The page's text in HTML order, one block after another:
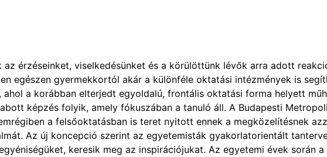
érzéseinket, viselkedésünket és a körülöttünk lévők arra adott
egészen gyermekkortól akár a különféle oktatási intézmények is
ahol a korábban elterjedt egyoldalú, frontális oktatási forma helyett
képzés folyik, amely fókuszában a tanuló áll. A Budapesti
a felsőoktatásban is teret nyitott ennek a megközelítésnek
Az új koncepció szerint az egyetemisták gyakorlatorientált
keresik meg az inspirációjukat. Az egyetemi évek során a